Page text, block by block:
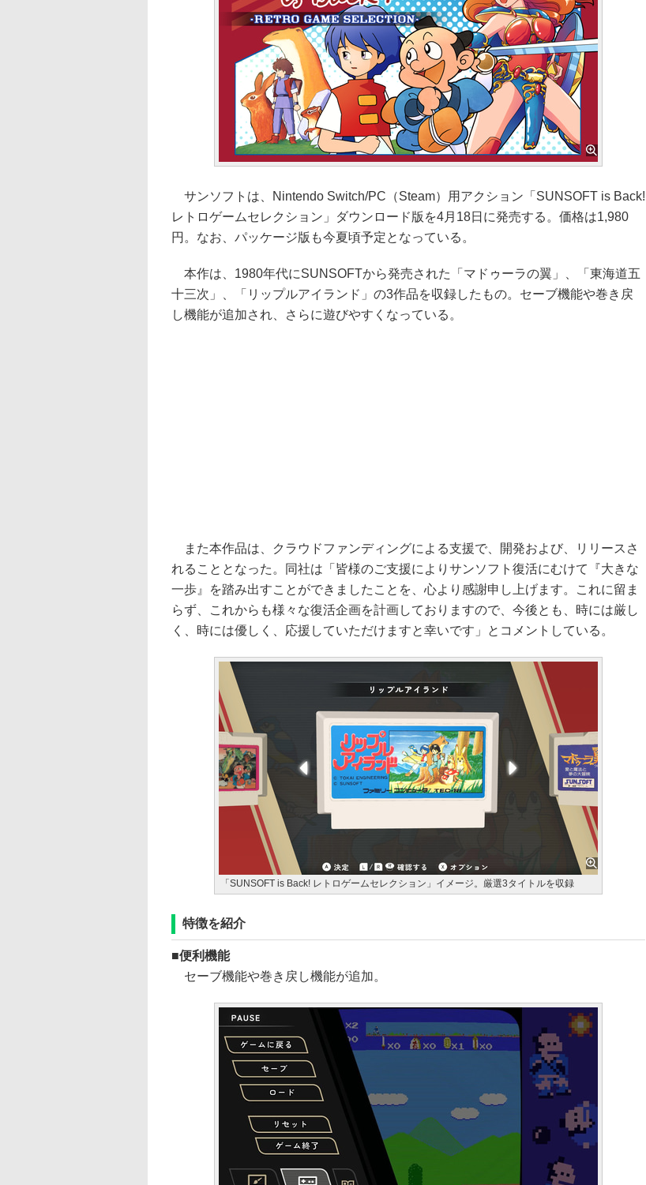
サンソフトは、Nintendo Switch/PC（Steam）用アクション「SUNSOFT is Back!
レトロゲームセレクション」ダウンロード版を4月18日に発売する。価格は1,980
円。なお、パッケージ版も今夏頃予定となっている。
本作は、1980年代にSUNSOFTから発売された「マドゥーラの翼」、「東海道五
十三次」、「リップルアイランド」の3作品を収録したもの。セーブ機能や巻き戻
し機能が追加され、さらに遊びやすくなっている。
また本作品は、クラウドファンディングによる支援で、開発および、リリースさ
れることとなった。同社は「皆様のご支援によりサンソフト復活にむけて『大きな
一歩』を踏み出すことができましたことを、心より感謝申し上げます。これに留ま
らず、これからも様々な復活企画を計画しておりますので、今後とも、時には厳し
く、時には優しく、応援していただけますと幸いです」とコメントしている。
「SUNSOFT is Back! レトロゲームセレクション」イメージ。厳選3タイトルを収録
特徴を紹介
便利機能
セーブ機能や巻き戻し機能が追加。